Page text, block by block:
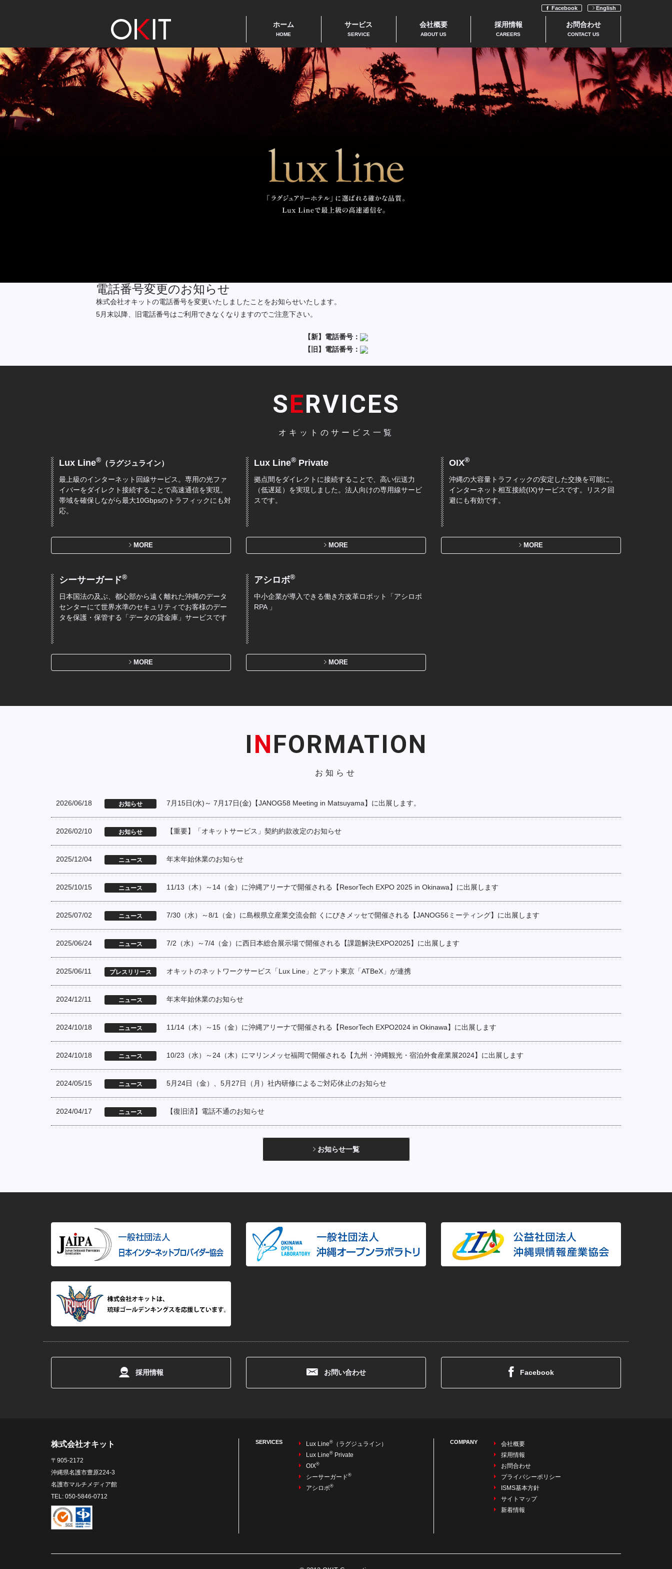
English
Facebook
ホーム
HOME
サービス
SERVICE
会社概要
ABOUT US
採用情報
CAREERS
お問合わせ
CONTACT US
電話番号変更のお知らせ
株式会社オキットの電話番号を変更いたしましたことをお知らせいたします。
5月末以降、旧電話番号はご利用できなくなりますのでご注意下さい。
【新】電話番号：
【旧】電話番号：
SERVICES
オキットのサービス一覧
Lux Line® （ラグジュライン）
最上級のインターネット回線サービス。専用の光ファ
イバーをダイレクト接続することで高速通信を実現。
帯域を確保しながら最大10Gbpsのトラフィックにも対
応。
MORE
Lux Line® Private
拠点間をダイレクトに接続することで、高い伝送力
（低遅延）を実現しました。法人向けの専用線サービ
スです。
MORE
OIX®
沖縄の大容量トラフィックの安定した交換を可能に。
インターネット相互接続(IX)サービスです。リスク回
避にも有効です。
MORE
シーサーガード®
日本国法の及ぶ、都心部から遠く離れた沖縄のデータ
センターにて世界水準のセキュリティでお客様のデー
タを保護・保管する「データの貸金庫」サービスです
MORE
アシロボ®
中小企業が導入できる働き方改革ロボット「アシロボ
RPA 」
MORE
INFORMATION
お知らせ
2026/06/18 お知らせ 7月15日(水)～ 7月17日(金)【JANOG58 Meeting in Matsuyama】に出展します。
2026/02/10 お知らせ 【重要】「オキットサービス」契約約款改定のお知らせ
2025/12/04 ニュース 年末年始休業のお知らせ
2025/10/15 ニュース 11/13（木）～14（金）に沖縄アリーナで開催される【ResorTech EXPO 2025 in Okinawa】に出展します
2025/07/02 ニュース 7/30（水）～8/1（金）に島根県立産業交流会館 くにびきメッセで開催される【JANOG56ミーティング】に出展します
2025/06/24 ニュース 7/2（水）～7/4（金）に西日本総合展示場で開催される【課題解決EXPO2025】に出展します
2025/06/11 プレスリリース オキットのネットワークサービス「Lux Line」とアット東京「ATBeX」が連携
2024/12/11 ニュース 年末年始休業のお知らせ
2024/10/18 ニュース 11/14（木）～15（金）に沖縄アリーナで開催される【ResorTech EXPO2024 in Okinawa】に出展します
2024/10/18 ニュース 10/23（水）～24（木）にマリンメッセ福岡で開催される【九州・沖縄観光・宿泊外食産業展2024】に出展します
2024/05/15 ニュース 5月24日（金）、5月27日（月）社内研修によるご対応休止のお知らせ
2024/04/17 ニュース 【復旧済】電話不通のお知らせ
お知らせ一覧
採用情報 お問い合わせ Facebook
株式会社オキット
〒905-2172
沖縄県名護市豊原224-3
名護市マルチメディア館
TEL: 050-5846-0712
SERVICES Lux Line®（ラグジュライン）
Lux Line®Private
OIX®
シーサーガード®
アシロボ®
COMPANY
会社概要
採用情報
お問合わせ
プライバシーポリシー
ISMS基本方針
サイトマップ
新着情報